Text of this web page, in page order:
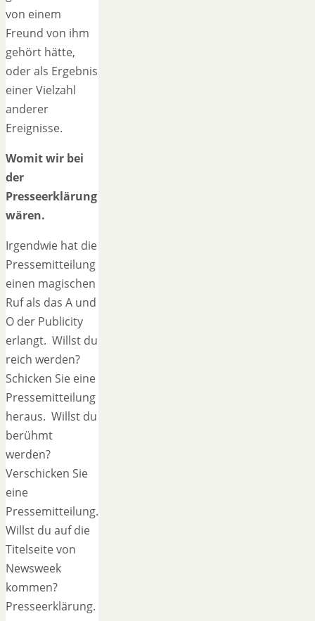
von einem
Freund von ihm
gehört hätte,
oder als Ergebnis
einer Vielzahl
anderer
Ereignisse.
Womit wir bei
der
Presseerklärung
wären.
Irgendwie hat die
Pressemitteilung
einen magischen
Ruf als das A und
O der Publicity
erlangt. Willst du
reich werden?
Schicken Sie eine
Pressemitteilung
heraus. Willst du
berühmt
werden?
Verschicken Sie
eine
Pressemitteilung.
Willst du auf die
Titelseite von
Newsweek
kommen?
Presseerklärung.